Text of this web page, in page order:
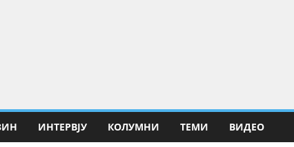
ИНТЕРВЈУ КОЛУМНИ ТЕМИ ВИДЕО